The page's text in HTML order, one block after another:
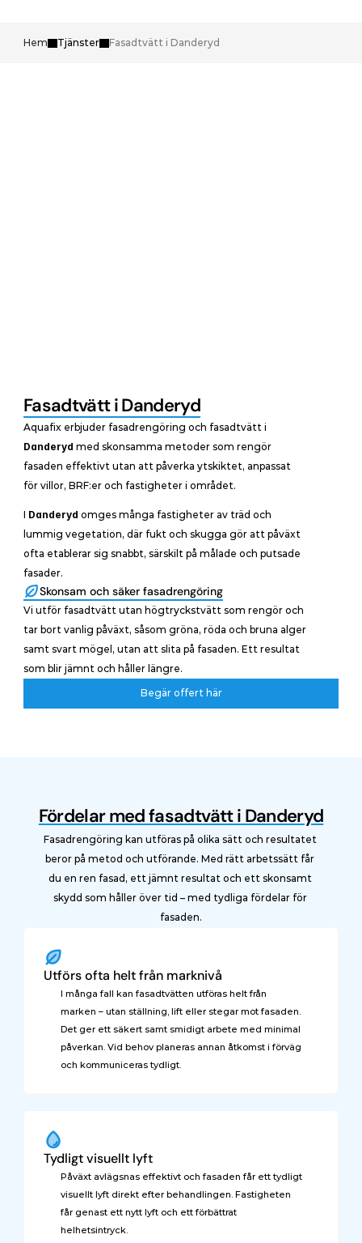
Hem Tjänster Fasadtvätt i Danderyd
Fasadtvätt i Danderyd
Danderyd med skonsamma metoder som rengör
fasaden effektivt utan att påverka ytskiktet, anpassat
för villor, BRF:er och fastigheter i området.
I Danderyd omges många fastigheter av träd och
lummig vegetation, där fukt och skugga gör att påväxt
ofta etablerar sig snabbt, särskilt på målade och putsade
fasader.
Skonsam och säker fasadrengöring
Vi utför fasadtvätt utan högtryckstvätt som rengör och
tar bort vanlig påväxt, såsom gröna, röda och bruna alger
samt svart mögel, utan att slita på fasaden. Ett resultat
som blir jämnt och håller längre.
Begär offert här
Fördelar med fasadtvätt i Danderyd
Fasadrengöring kan utföras på olika sätt och resultatet
beror på metod och utförande. Med rätt arbetssätt får
du en ren fasad, ett jämnt resultat och ett skonsamt
skydd som håller över tid – med tydliga fördelar för
fasaden.
Utförs ofta helt från marknivå
I många fall kan fasadtvätten utföras helt från
marken – utan ställning, lift eller stegar mot fasaden.
Det ger ett säkert samt smidigt arbete med minimal
påverkan. Vid behov planeras annan åtkomst i förväg
och kommuniceras tydligt.
Tydligt visuellt lyft
Påväxt avlägsnas effektivt och fasaden får ett tydligt
visuellt lyft direkt efter behandlingen. Fastigheten
får genast ett nytt lyft och ett förbättrat
helhetsintryck.